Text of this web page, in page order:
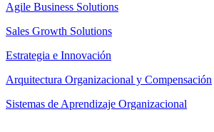
Agile Business Solutions
Sales Growth Solutions
Estrategia e Innovación
Arquitectura Organizacional y Compensación
Sistemas de Aprendizaje Organizacional